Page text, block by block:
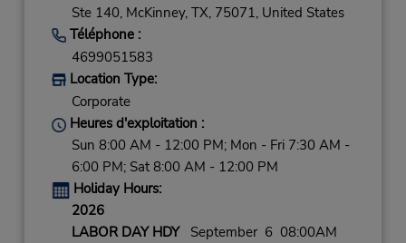
Ste 140, McKinney, TX, 75071, United States
Téléphone :
4699051583
Location Type:
Corporate
Heures d'exploitation :
Sun 8:00 AM - 12:00 PM; Mon - Fri 7:30 AM -
6:00 PM; Sat 8:00 AM - 12:00 PM
Holiday Hours:
2026
LABOR DAY HDYSeptember 6 08:00AM